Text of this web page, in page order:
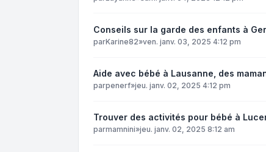
Conseils sur la garde des enfants à
parKarine82»ven. janv. 03, 2025 4:12 pm
Aide avec bébé à Lausanne, des
parpenerf»jeu. janv. 02, 2025 4:12 pm
Trouver des activités pour bébé à
parmamnini»jeu. janv. 02, 2025 8:12 am